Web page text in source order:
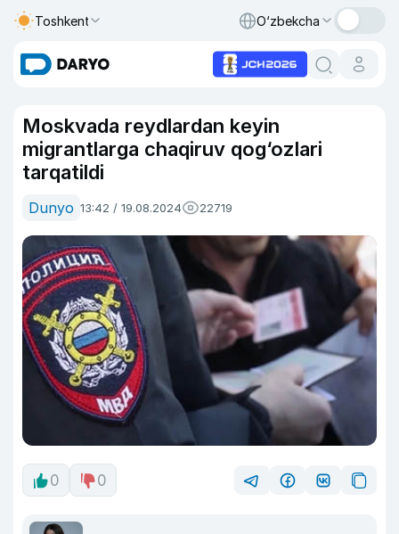
Toshkent O‘zbekcha
Moskvada reydlardan keyin
migrantlarga chaqiruv qog‘ozlari
tarqatildi
Dunyo 13:42 / 19.08.2024 22719
0 0